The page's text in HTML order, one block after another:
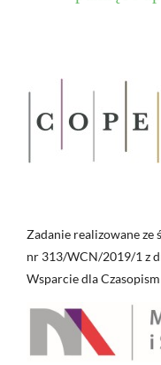
Zadanie realizowane
nr 313/WCN/2019/1 z
Wsparcie dla